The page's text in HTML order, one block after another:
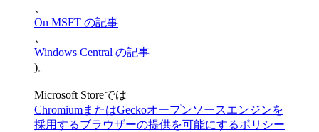
On MSFT の記事
Windows Central の記事
)。
Microsoft Storeでは
ChromiumまたはGeckoオープンソースエンジンを
採用するブラウザーの提供を可能にするポリシー